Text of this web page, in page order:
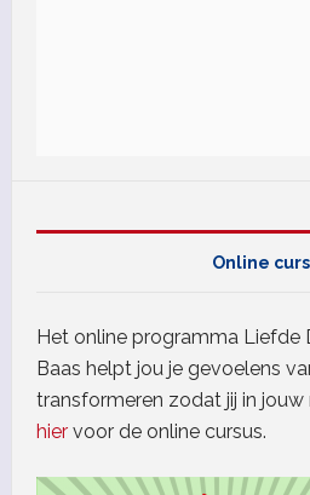
Online
Het online programma Liefde
Baas helpt jou je gevoelens
transformeren zodat jij in jouw
hiervoor de online cursus.